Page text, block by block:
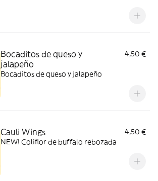
Bocaditos de queso y
jalapeño
4,50 €
Bocaditos de queso y jalapeño
Cauli Wings
4,50 €
NEW! Coliflor de buffalo rebozada